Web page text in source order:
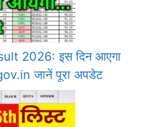
2026: इस दिन आएगा
जानें पूरा अपडेट